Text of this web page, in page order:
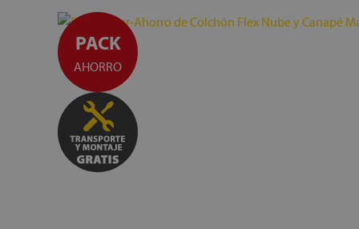
PACK
AHORRO